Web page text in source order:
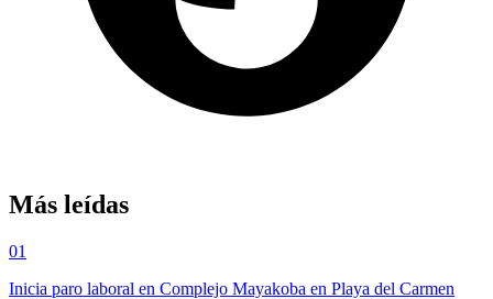
Más leídas
01
Inicia paro laboral en Complejo Mayakoba en Playa del Carmen